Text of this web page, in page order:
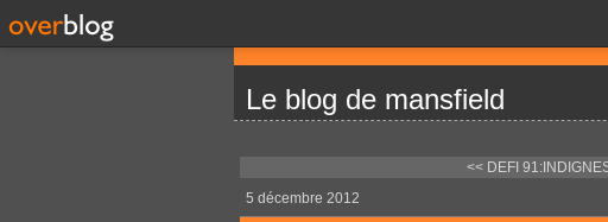
Le blog de mansfield
<< DEFI
5 décembre 2012